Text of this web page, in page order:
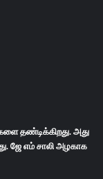
தண்டிக்கிறது. அது
ஜே எம் சாலி அழகாக